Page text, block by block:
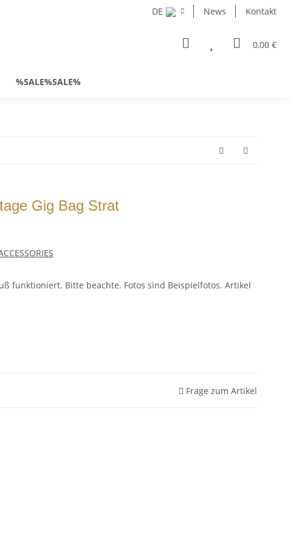
DE News Kontakt
0,00 €
%SALE%SALE%
Gig Bag Strat
funktioniert. Bitte beachte. Fotos sind Beispielfotos. Artikel
Frage zum Artikel